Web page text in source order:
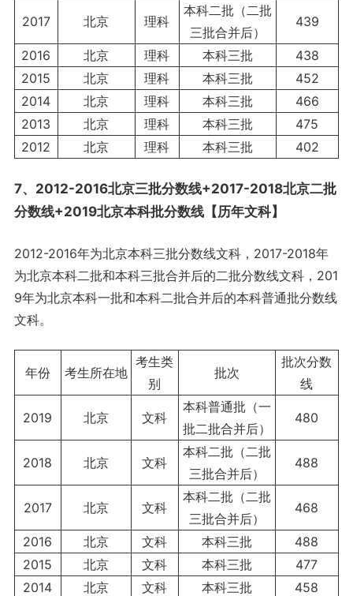
2017 北京 理科
本科二批（二批
三批合并后）
439
2016 北京 理科 本科三批
438
2015
北京 理科 本科三批
452
2014
北京 理科 本科三批
466
2013
北京 理科 本科三批
475
2012
北京 理科 本科三批 402
7、2012-2016北京三批分数线+2017-2018北京二批
分数线+2019北京本科批分数线【历年文科】
2012-2016年为北京本科三批分数线文科，2017-2018年
为北京本科二批和本科三批合并后的二批分数线文科，201
9年为北京本科一批和本科二批合并后的本科普通批分数线
文科。
年份 考生所在地
考生类
别
批次
批次分数
线
2019 北京 文科
本科普通批（一
批二批合并后）
480
2018 北京 文科
本科二批（二批
三批合并后）
488
2017 北京 文科
本科二批（二批
三批合并后）
468
2016 北京 文科 本科三批
488
2015
北京 文科 本科三批
477
2014
北京 文科 本科三批 458